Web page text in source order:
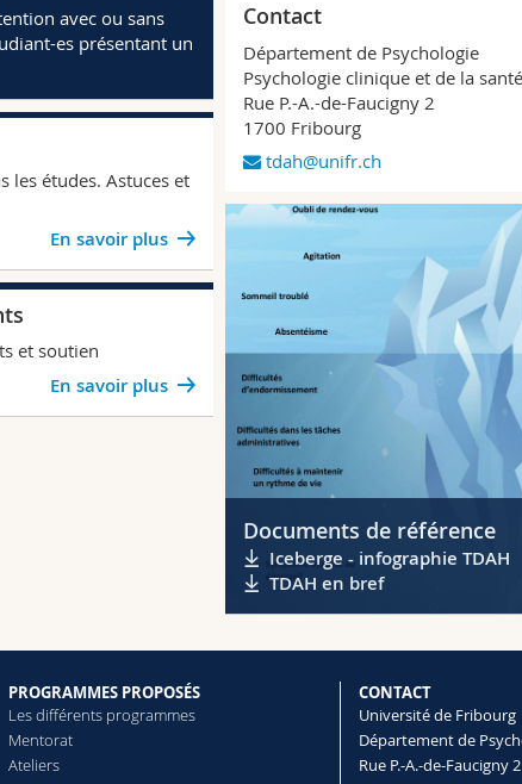
avec ou sans
es présentant un
les études. Astuces et
En savoir plus
et soutien
En savoir plus
Contact
Département de Psychologie
Psychologie clinique et de la santé
Rue P.-A.-de-Faucigny 2
1700 Fribourg
tdah@unifr.ch
Documents de référence
Iceberge - infographie TDAH
TDAH en bref
PROGRAMMES PROPOSÉS
Les différents programmes
Mentorat
Ateliers
CONTACT
Université de Fribourg
Département de
Rue P.-A.-de-Faucigny 2